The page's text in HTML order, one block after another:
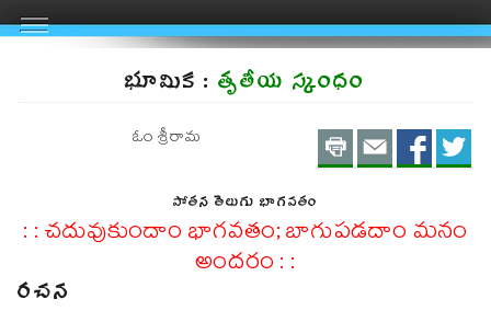
భూమిక : తృతీయ స్కంధం
PrintEmail
onon
ఓం శ్రీరామ
పోతన తెలుగు భాగవతం
: : చదువుకుందాం భాగవతం; బాగుపడదాం మనం
అందరం : :
రచన